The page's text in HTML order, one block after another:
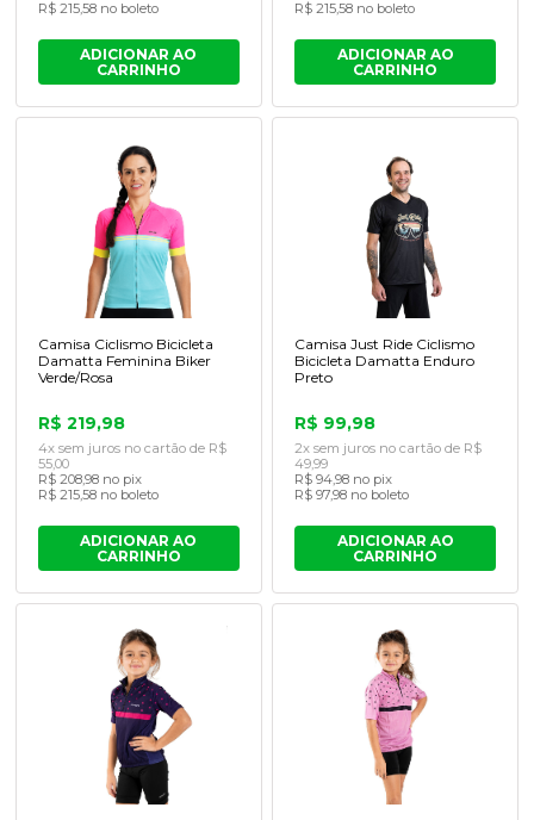
R$ 215,58 no boleto
ADICIONAR AO
CARRINHO
R$ 215,58 no boleto
ADICIONAR AO
CARRINHO
Camisa Ciclismo Bicicleta
Damatta Feminina Biker
Verde/Rosa
R$ 219,98
4x sem juros no cartão de R$
55,00
R$ 208,98 no pix
R$ 215,58 no boleto
ADICIONAR AO
CARRINHO
Camisa Just Ride Ciclismo
Bicicleta Damatta Enduro
Preto
R$ 99,98
2x sem juros no cartão de R$
49,99
R$ 94,98 no pix
R$ 97,98 no boleto
ADICIONAR AO
CARRINHO